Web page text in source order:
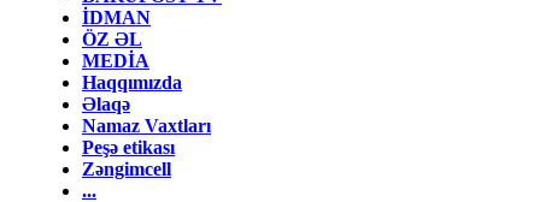
İDMAN
ÖZ ƏL
MEDİA
Haqqımızda
Əlaqə
Namaz Vaxtları
Peşə etikası
Zəngimcell
...